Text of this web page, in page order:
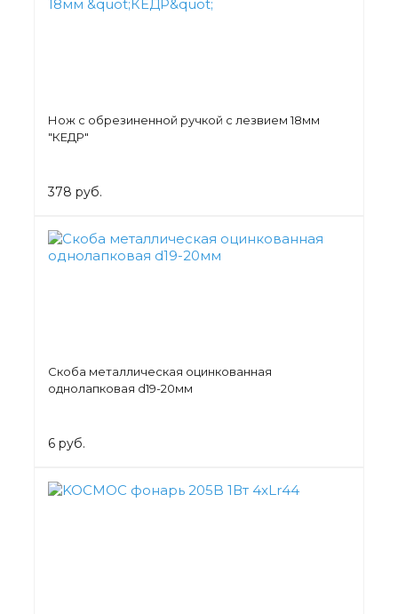
Нож с обрезиненной ручкой с лезвием 18мм
"КЕДР"
378 руб.
Скоба металлическая оцинкованная
однолапковая d19-20мм
6 руб.